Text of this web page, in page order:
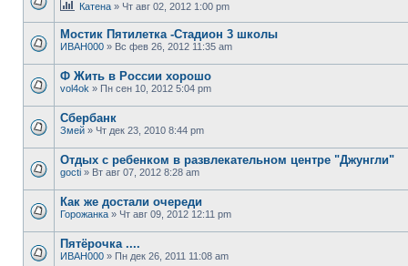
Катена » Чт авг 02, 2012 1:00 pm
Мостик Пятилетка -Стадион 3 школы
ИВАН000 » Вс фев 26, 2012 11:35 am
Ф Жить в России хорошо
vol4ok » Пн сен 10, 2012 5:04 pm
Сбербанк
Змей » Чт дек 23, 2010 8:44 pm
Отдых с ребенком в развлекательном центре "Джунгли"
gocti » Вт авг 07, 2012 8:28 am
Как же достали очереди
Горожанка » Чт авг 09, 2012 12:11 pm
Пятёрочка ....
ИВАН000 » Пн дек 26, 2011 11:08 am